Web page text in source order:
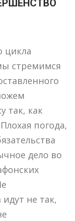
цикла
стремимся
так, как
погода,
дело во
не так,